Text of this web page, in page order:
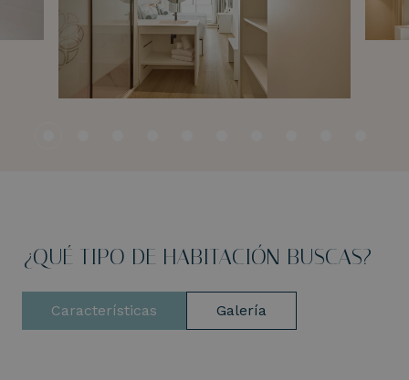
¿QUÉ TIPO DE HABITACIÓN BUSCAS?
Características Galería